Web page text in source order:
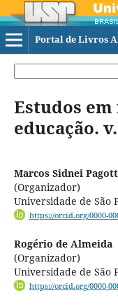
Portal de Livros
Estudos
educação.
Marcos Sidnei
(Organizador)
Universidade de São
https://orcid.org/0000-
Rogério de Almeida
(Organizador)
Universidade de São
https://orcid.org/0000-